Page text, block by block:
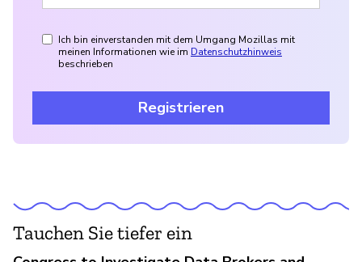
Ich bin einverstanden mit dem Umgang Mozillas mit
meinen Informationen wie im Datenschutzhinweis
beschrieben
Registrieren
Tauchen Sie tiefer ein